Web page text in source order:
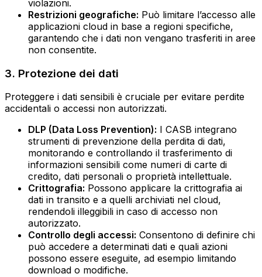
violazioni.
Restrizioni geografiche: Può limitare l’accesso alle
applicazioni cloud in base a regioni specifiche,
garantendo che i dati non vengano trasferiti in aree
non consentite.
3. Protezione dei dati
Proteggere i dati sensibili è cruciale per evitare perdite
accidentali o accessi non autorizzati.
DLP (Data Loss Prevention): I CASB integrano
strumenti di prevenzione della perdita di dati,
monitorando e controllando il trasferimento di
informazioni sensibili come numeri di carte di
credito, dati personali o proprietà intellettuale.
Crittografia: Possono applicare la crittografia ai
dati in transito e a quelli archiviati nel cloud,
rendendoli illeggibili in caso di accesso non
autorizzato.
Controllo degli accessi: Consentono di definire chi
può accedere a determinati dati e quali azioni
possono essere eseguite, ad esempio limitando
download o modifiche.